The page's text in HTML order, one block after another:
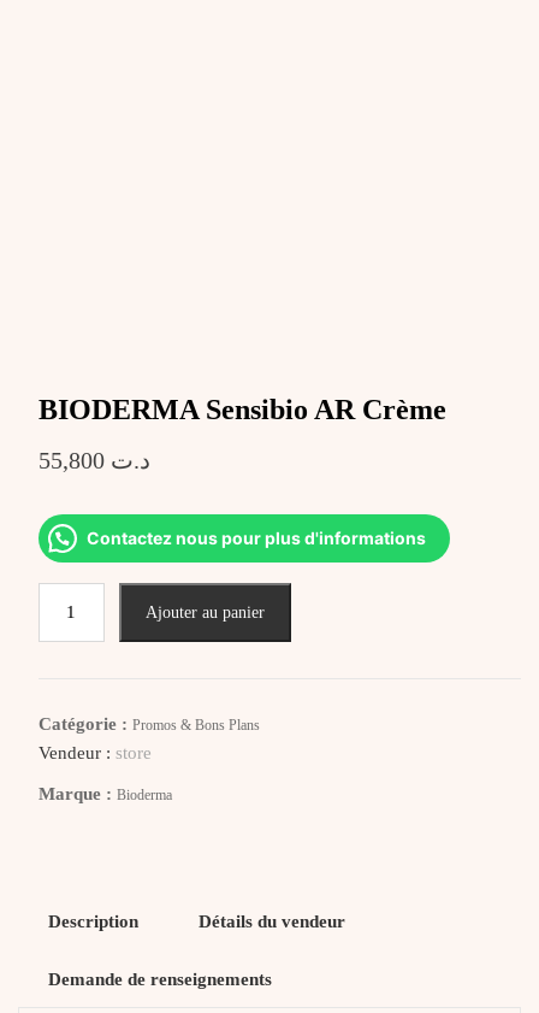
BIODERMA Sensibio AR Crème
د.ت 55,800
Contactez nous pour plus d'informations
Crème
Ajouter au panier
Catégorie : Promos & Bons Plans
Vendeur : store
Marque : Bioderma
Description Détails du vendeur
Demande de renseignements